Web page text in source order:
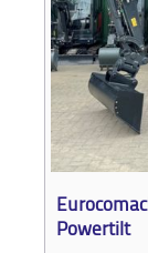
Powertilt